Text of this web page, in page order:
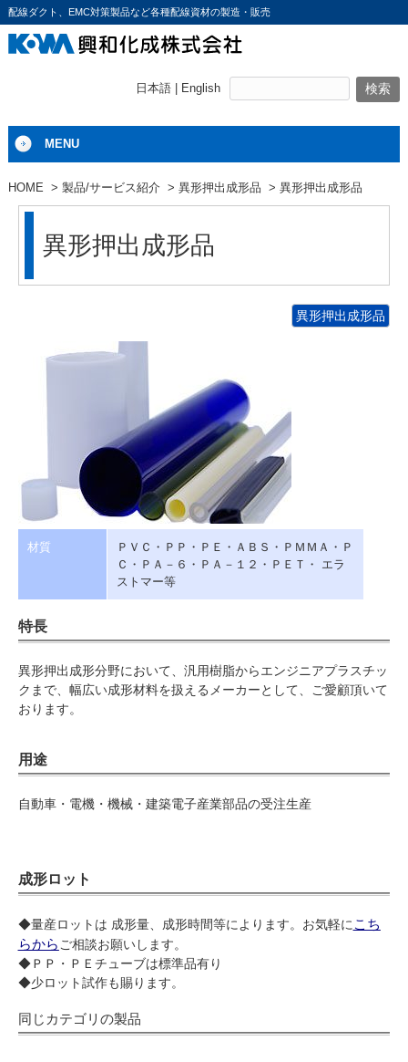
配線ダクト、EMC対策製品など各種配線資材の製造・販売
日本語 | English
MENU
HOME 製品/サービス紹介 異形押出成形品 異形押出成形品
異形押出成形品
異形押出成形品
材質
ＰＶＣ・ＰＰ・ＰＥ・ＡＢＳ・ＰＭＭＡ・Ｐ
Ｃ・ＰＡ－６・ＰＡ－１２・ＰＥＴ・ エラ
ストマー等
特長
異形押出成形分野において、汎用樹脂からエンジニアプラスチッ
クまで、幅広い成形材料を扱えるメーカーとして、ご愛顧頂いて
おります。
用途
自動車・電機・機械・建築電子産業部品の受注生産
成形ロット
◆量産ロットは 成形量、成形時間等によります。お気軽に こち
らから ご相談お願いします。
◆ＰＰ・ＰＥチューブは標準品有り
◆少ロット試作も賜ります。
同じカテゴリの製品